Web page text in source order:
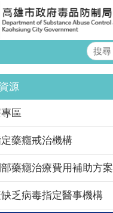
源
區
藥癮戒治機構
藥癮治療費用補助方案
乏病毒指定醫事機構